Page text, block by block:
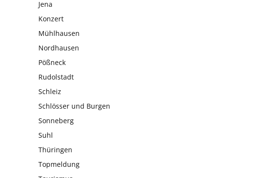
Jena
Konzert
Mühlhausen
Nordhausen
Pößneck
Rudolstadt
Schleiz
Schlösser und Burgen
Sonneberg
Suhl
Thüringen
Topmeldung